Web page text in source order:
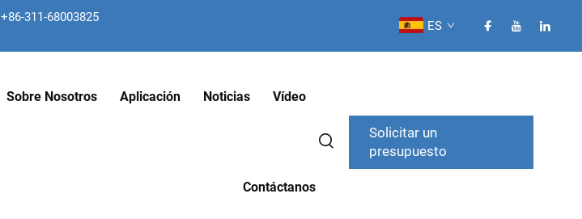
+86-311-68003825
ES
Sobre Nosotros Aplicación Noticias Vídeo
Contáctanos
Solicitar un
presupuesto